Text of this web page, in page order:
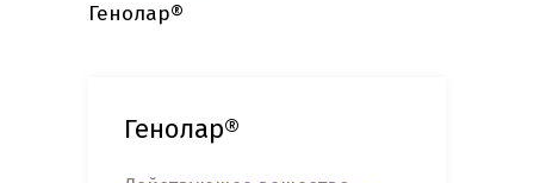
Генолар®
Генолар®